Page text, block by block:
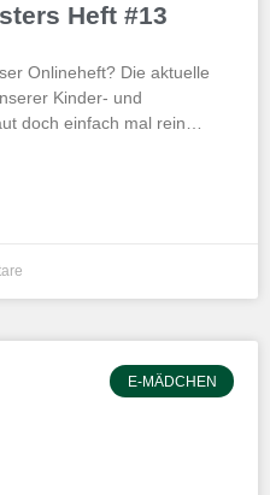
Heft #13
Onlineheft? Die aktuelle
Kinder- und
doch einfach mal rein…
E-MÄDCHEN